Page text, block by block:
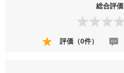
総合評価
評価（0件）